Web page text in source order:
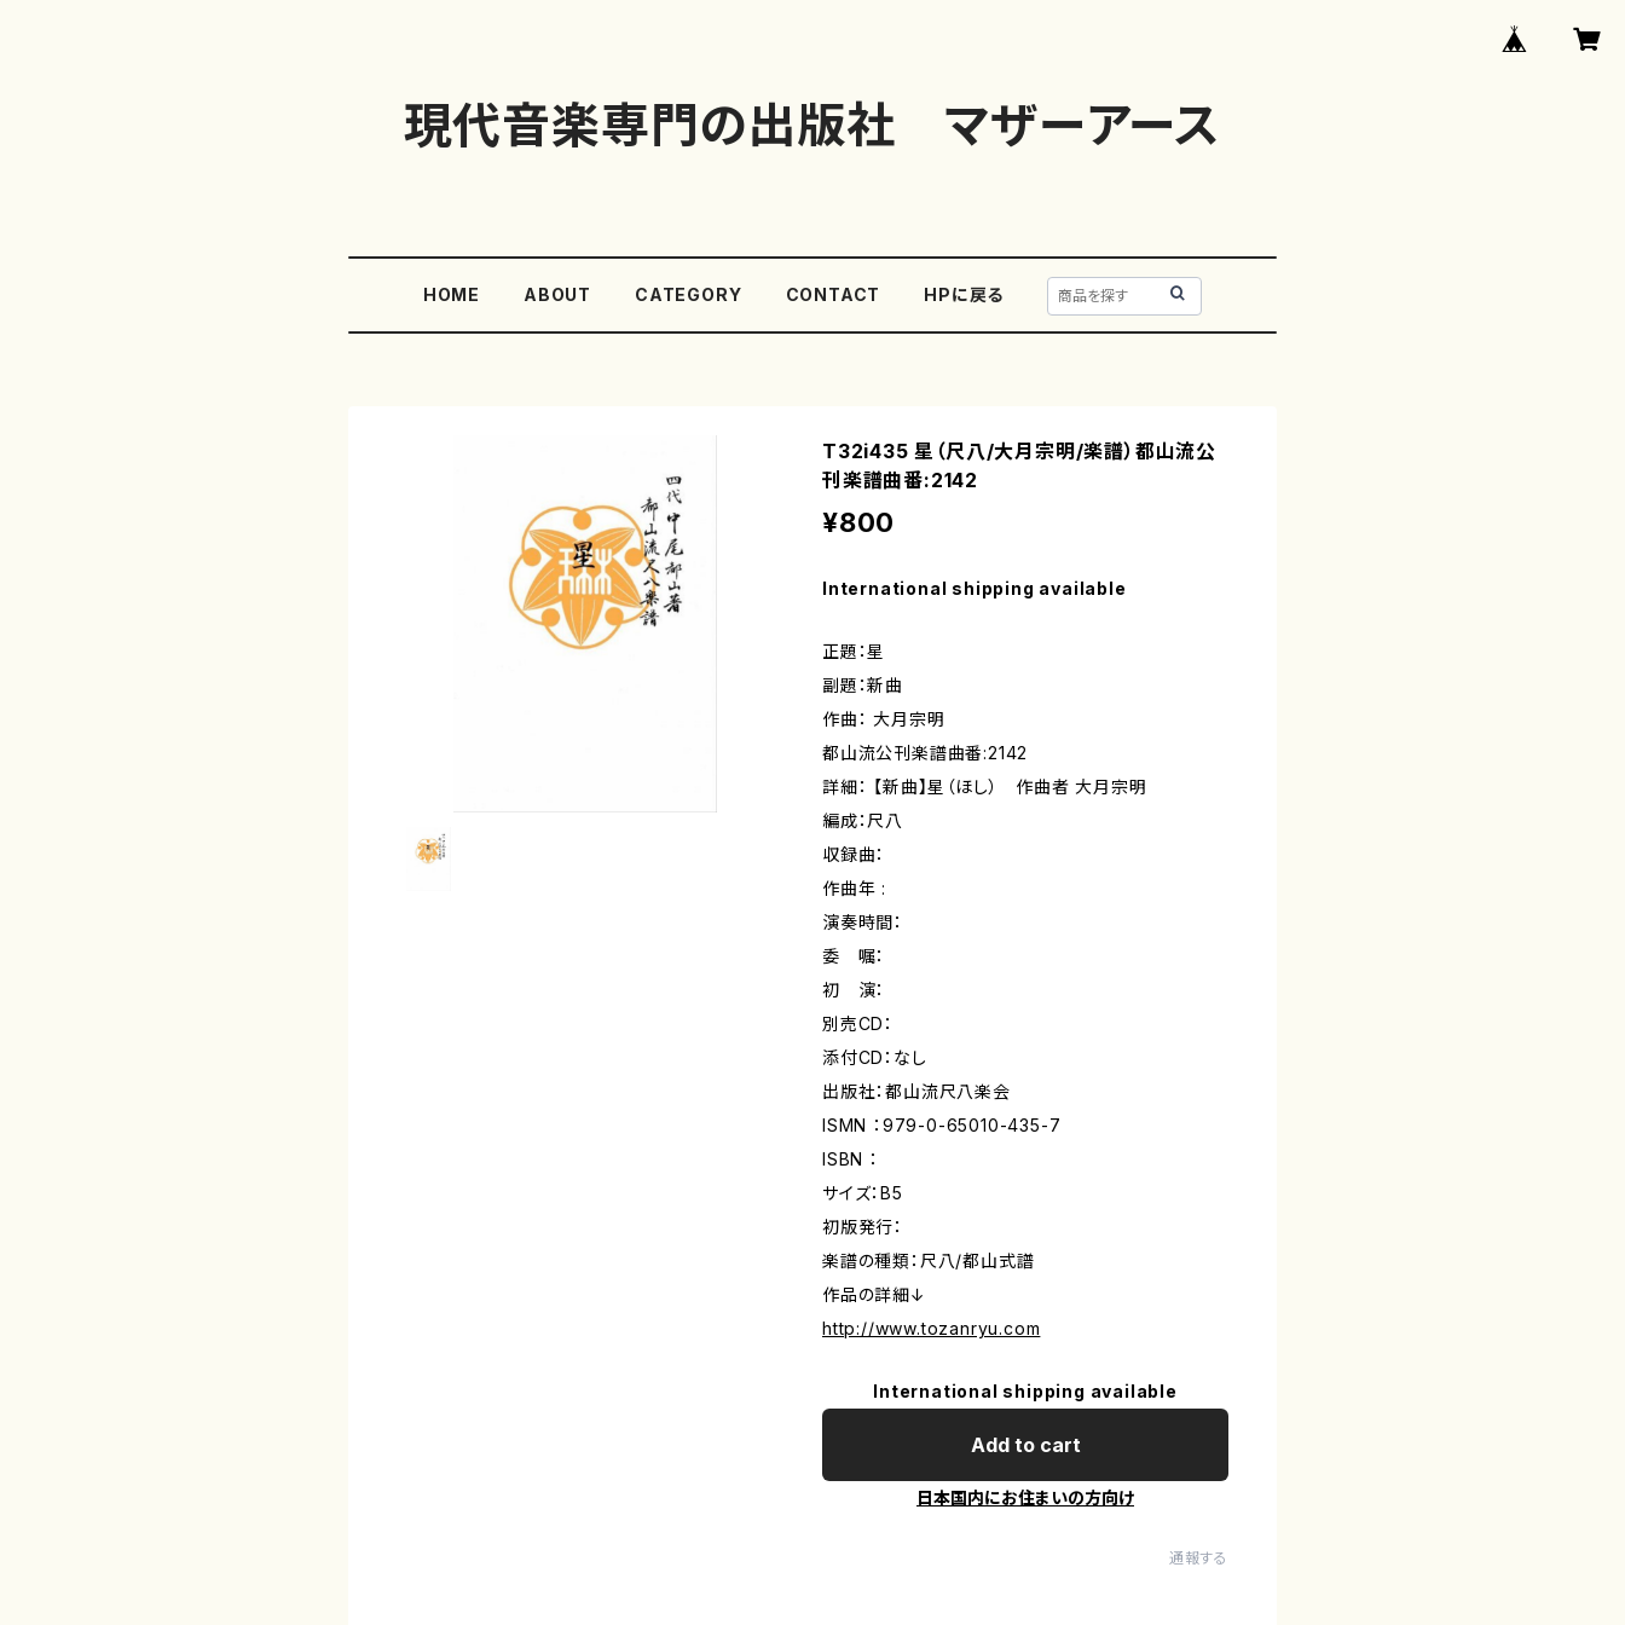
現代音楽専門の出版社 マザーアース
HOME ABOUT CATEGORY CONTACT HPに戻る
T32i435 星（尺八/大月宗明/楽譜）都山流公
刊楽譜曲番:2142
¥800
International shipping available
正題：星
副題：新曲
作曲： 大月宗明
都山流公刊楽譜曲番:2142
詳細： 【新曲】星（ほし） 作曲者 大月宗明
編成：尺八
収録曲：
作曲年 :
演奏時間：
委 嘱：
初 演：
別売CD：
添付CD：なし
出版社：都山流尺八楽会
ISMN ：979-0-65010-435-7
ISBN ：
サイズ：B5
初版発行：
楽譜の種類：尺八/都山式譜
作品の詳細↓
http://www.tozanryu.com
International shipping available
Add to cart
日本国内にお住まいの方向け
通報する